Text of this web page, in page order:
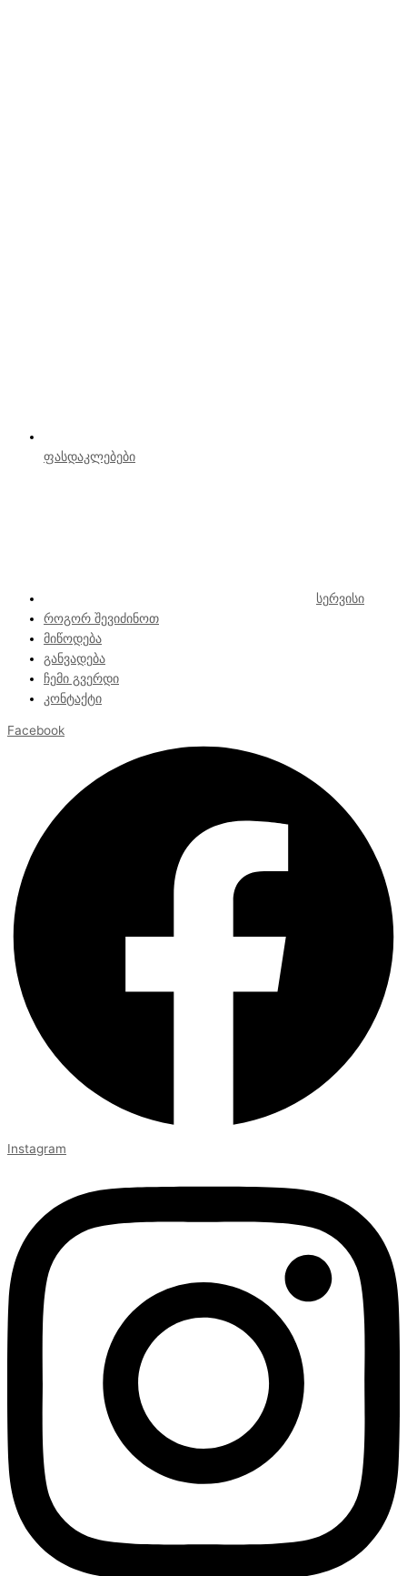
ფასდაკლებები
სერვისი
როგორ შევიძინოთ
მიწოდება
განვადება
ჩემი გვერდი
კონტაქტი
Facebook
Instagram